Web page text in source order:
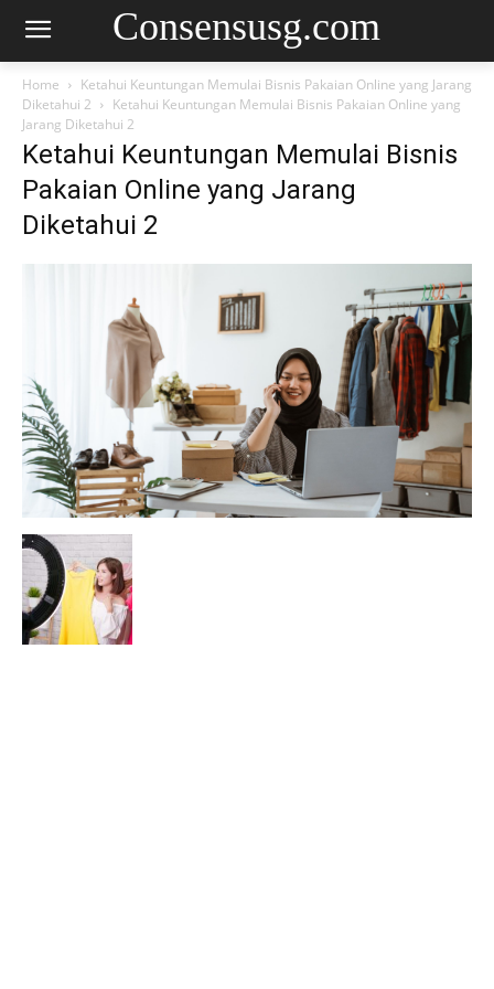
Consensusg.com
Home
Ketahui Keuntungan Memulai Bisnis Pakaian Online yang Jarang
Diketahui 2
Ketahui Keuntungan Memulai Bisnis Pakaian Online yang
Jarang Diketahui 2
Ketahui Keuntungan Memulai Bisnis
Pakaian Online yang Jarang
Diketahui 2